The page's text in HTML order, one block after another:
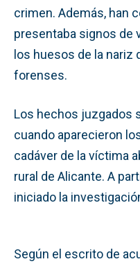
crimen. Además, han
presentaba signos de
los huesos de la
forenses.
Los hechos juzgados
cuando aparecieron
cadáver de la víctima
rural de Alicante. A
iniciado la
Según el escrito de